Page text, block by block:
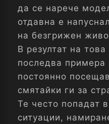
да се нарече
отдавна е
на безгрижен
В резултат на
последва примера
постоянно
смятайки ги за
Те често попадат
ситуации,